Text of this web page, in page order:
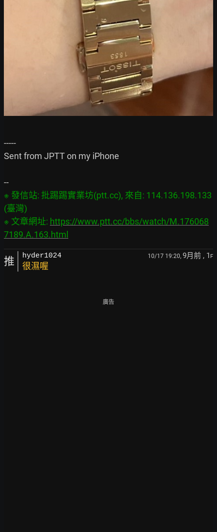
-----
Sent from JPTT on my iPhone
※ 發信站: 批踢踢實業坊(ptt.cc), 來自: 114.136.198.133
(臺灣)
※ 文章網址: https://www.ptt.cc/bbs/watch/M.176068
7189.A.163.html
推 hyder1024 10/17 19:20, 9月前 , 1 F
很濕喔
廣告